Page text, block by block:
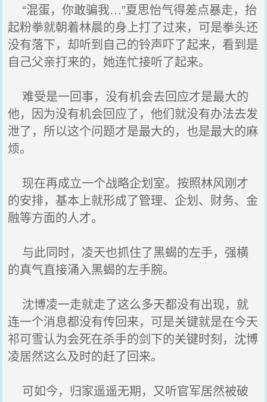
“混蛋，你敢骗我…”夏思怡气得差点暴走，抬
起粉拳就朝着林晨的身上打了过来，可是拳头还
没有落下，却听到自己的铃声吓了起来，看到是
自己父亲打来的，她连忙接听了起来。
难受是一回事，没有机会去回应才是最大的
他，因为没有机会回应了，他们就没有办法去发
泄了，所以这个问题才是最大的，也是最大的麻
烦。
现在再成立一个战略企划室。按照林风刚才
的安排，基本上就形成了管理、企划、财务、金
融等方面的人才。
与此同时，凌天也抓住了黑蝎的左手，强横
的真气直接涌入黑蝎的左手腕。
沈博凌一走就走了这么多天都没有出现，就
连一个消息都没有传回来，可是关键就是在今天
祁可雪认为会死在杀手的剑下的关键时刻，沈博
凌居然这么及时的赶了回来。
可如今，归家遥遥无期，又听官军居然被破